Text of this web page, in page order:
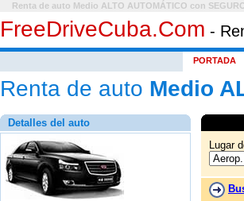
Renta de auto Medio ALTO AUTOMÁTICO con
FreeDriveCuba.com -
PORTADA
Renta de auto Medio
Lugar
Detalles del auto